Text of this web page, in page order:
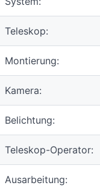
Teleskop:
Montierung:
Kamera:
Belichtung:
Teleskop-Operator:
Ausarbeitung: